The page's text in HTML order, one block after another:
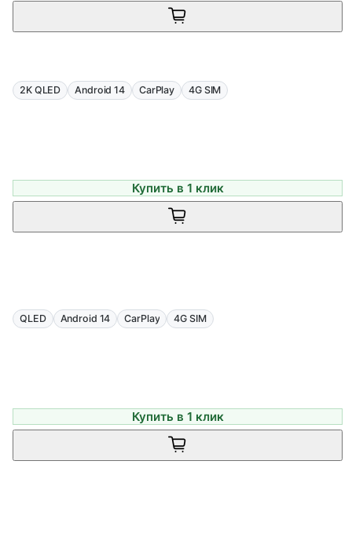
2K QLED Android 14 CarPlay 4G SIM
Купить в 1 клик
QLED Android 14 CarPlay 4G SIM
Купить в 1 клик